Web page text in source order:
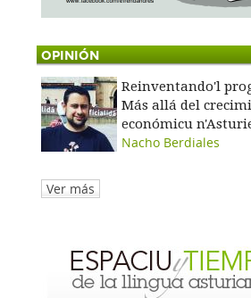
OPINIÓN
Reinventando'l
Más allá del
económicu
Nacho Berdiales
Ver más